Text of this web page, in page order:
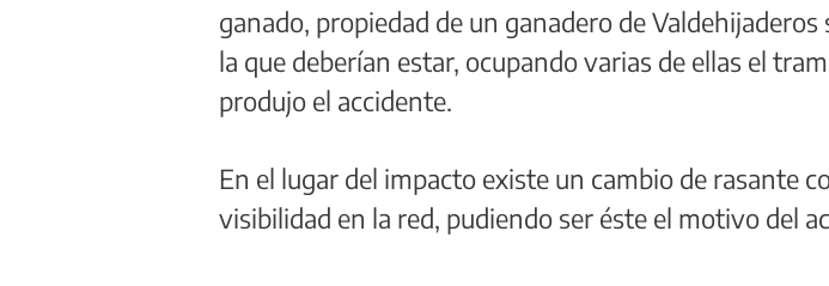
ganado, propiedad de un ganadero de Valdehijaderos
la que deberían estar, ocupando varias de ellas el
produjo el accidente.
En el lugar del impacto existe un cambio de rasante
visibilidad en la red, pudiendo ser éste el motivo del